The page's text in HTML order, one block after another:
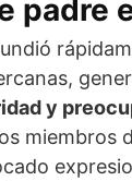
padre
y
miembros